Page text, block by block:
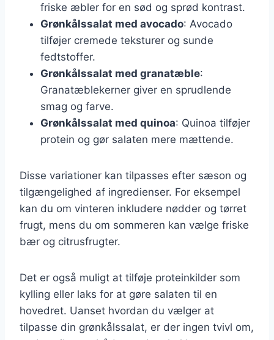
friske æbler for en sød og sprød kontrast.
Grønkålssalat med avocado: Avocado
tilføjer cremede teksturer og sunde
fedtstoffer.
Grønkålssalat med granatæble:
Granatæblekerner giver en sprudlende
smag og farve.
Grønkålssalat med quinoa: Quinoa tilføjer
protein og gør salaten mere mættende.
Disse variationer kan tilpasses efter sæson og
tilgængelighed af ingredienser. For eksempel
kan du om vinteren inkludere nødder og tørret
frugt, mens du om sommeren kan vælge friske
bær og citrusfrugter.
Det er også muligt at tilføje proteinkilder som
kylling eller laks for at gøre salaten til en
hovedret. Uanset hvordan du vælger at
tilpasse din grønkålssalat, er der ingen tvivl om,